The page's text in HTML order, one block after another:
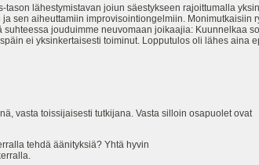
lähestymistavan joiun säestykseen rajoittumalla
sen aiheuttamiin improvisointiongelmiin. Monimutkaisiin
jouduimme neuvomaan joikaajia: Kuunnelkaa
ei yksinkertaisesti toiminut. Lopputulos oli lähes aina
vasta toissijaisesti tutkijana. Vasta silloin osapuolet ovat
tehdä äänityksiä? Yhtä hyvin